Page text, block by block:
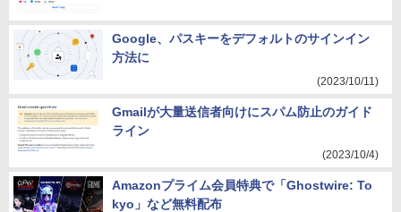
Google、パスキーをデフォルトのサインイン
方法に
(2023/10/11)
Gmailが大量送信者向けにスパム防止のガイド
ライン
(2023/10/4)
Amazonプライム会員特典で「Ghostwire: To
kyo」など無料配布